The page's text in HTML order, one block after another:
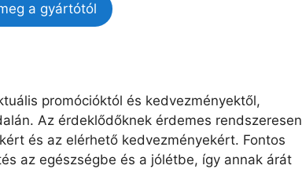
a gyártótól
promócióktól és kedvezményektől,
Az érdeklődőknek érdemes rendszeresen
és az elérhető kedvezményekért. Fontos
az egészségbe és a jólétbe, így annak árát